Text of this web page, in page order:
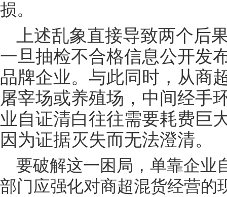
损。
上述乱象直接导致两个后
一旦抽检不合格信息公开发
品牌企业。与此同时，从商
屠宰场或养殖场，中间经手
业自证清白往往需要耗费巨
因为证据灭失而无法澄清。
要破解这一困局，单靠企业
部门应强化对商超混货经营的